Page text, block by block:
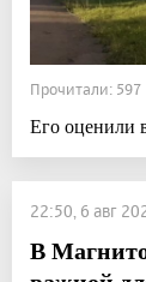
Прочитали:
Его оценили
22:50, 6 авг
В